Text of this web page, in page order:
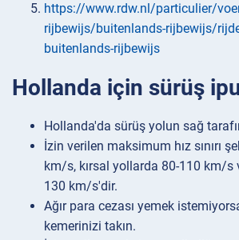
https://www.rdw.nl/particulier/
rijbewijs/buitenlands-rijbewijs/
buitenlands-rijbewijs
Hollanda için sürüş
Hollanda'da sürüş yolun sağ
İzin verilen maksimum hız sınırı
km/s, kırsal yollarda 80-110 km/s
130 km/s'dir.
Ağır para cezası yemek
kemerinizi takın.